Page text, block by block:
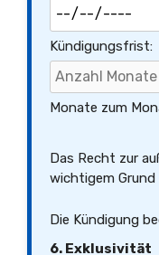
Kündigungsfrist:
Monate zum
Das Recht zur
wichtigem
Die Kündigung
6. Exklusivität